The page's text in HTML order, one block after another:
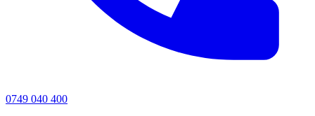
0749 040 400